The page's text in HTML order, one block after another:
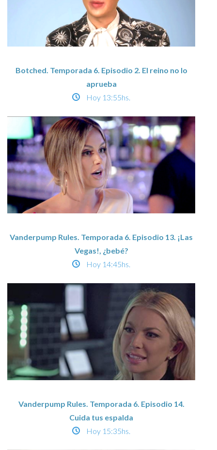
Botched. Temporada 6. Episodio 2. El reino no lo
aprueba
Hoy 13:55hs.
Vanderpump Rules. Temporada 6. Episodio 13. ¡Las
Vegas!, ¿bebé?
Hoy 14:45hs.
Vanderpump Rules. Temporada 6. Episodio 14.
Cuida tus espalda
Hoy 15:35hs.